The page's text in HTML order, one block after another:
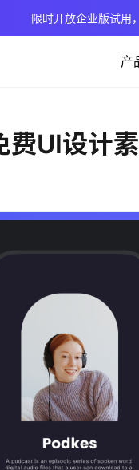
限时开放企业版试用
产
费UI设计